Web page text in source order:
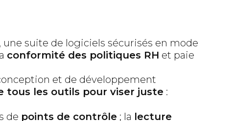
une suite de logiciels sécurisés en mode
conformité des politiques RH et paie
et de développement
tous les outils pour viser juste :
de points de contrôle ; la lecture